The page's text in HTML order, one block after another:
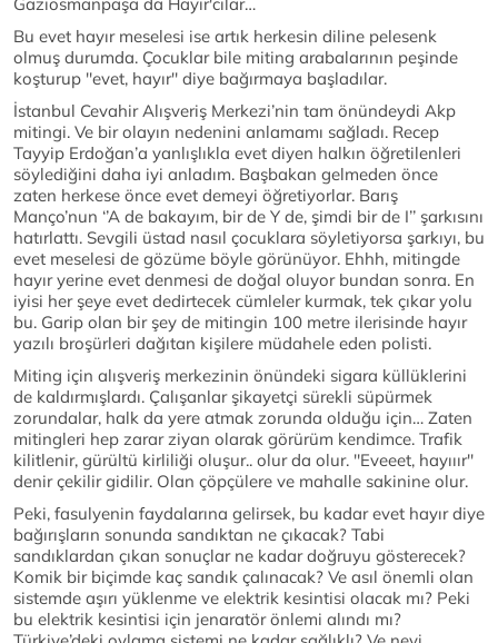
Bu evet hayır meselesi ise artık herkesin diline pelesenk
olmuş durumda. Çocuklar bile miting arabalarının peşinde
koşturup ''evet, hayır'' diye bağırmaya başladılar.
İstanbul Cevahir Alışveriş Merkezi’nin tam önündeydi Akp
mitingi. Ve bir olayın nedenini anlamamı sağladı. Recep
Tayyip Erdoğan’a yanlışlıkla evet diyen halkın öğretilenleri
söylediğini daha iyi anladım. Başbakan gelmeden önce
zaten herkese önce evet demeyi öğretiyorlar. Barış
Manço’nun ‘’A de bakayım, bir de Y de, şimdi bir de I’’ şarkısını
hatırlattı. Sevgili üstad nasıl çocuklara söyletiyorsa şarkıyı, bu
evet meselesi de gözüme böyle görünüyor. Ehhh, mitingde
hayır yerine evet denmesi de doğal oluyor bundan sonra. En
iyisi her şeye evet dedirtecek cümleler kurmak, tek çıkar yolu
bu. Garip olan bir şey de mitingin 100 metre ilerisinde hayır
yazılı broşürleri dağıtan kişilere müdahele eden polisti.
Miting için alışveriş merkezinin önündeki sigara küllüklerini
de kaldırmışlardı. Çalışanlar şikayetçi sürekli süpürmek
zorundalar, halk da yere atmak zorunda olduğu için… Zaten
mitingleri hep zarar ziyan olarak görürüm kendimce. Trafik
kilitlenir, gürültü kirliliği oluşur.. olur da olur. ''Eveeet, hayııır''
denir çekilir gidilir. Olan çöpçülere ve mahalle sakinine olur.
Peki, fasulyenin faydalarına gelirsek, bu kadar evet hayır diye
bağırışların sonunda sandıktan ne çıkacak? Tabi
sandıklardan çıkan sonuçlar ne kadar doğruyu gösterecek?
Komik bir biçimde kaç sandık çalınacak? Ve asıl önemli olan
sistemde aşırı yüklenme ve elektrik kesintisi olacak mı? Peki
bu elektrik kesintisi için jenaratör önlemi alındı mı?